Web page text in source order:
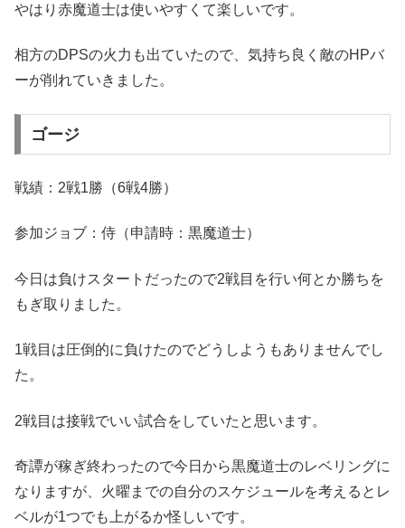
やはり赤魔道士は使いやすくて楽しいです。
相方のDPSの火力も出ていたので、気持ち良く敵のHPバ
ーが削れていきました。
ゴージ
戦績：2戦1勝（6戦4勝）
参加ジョブ：侍（申請時：黒魔道士）
今日は負けスタートだったので2戦目を行い何とか勝ちを
もぎ取りました。
1戦目は圧倒的に負けたのでどうしようもありませんでし
た。
2戦目は接戦でいい試合をしていたと思います。
奇譚が稼ぎ終わったので今日から黒魔道士のレベリングに
なりますが、火曜までの自分のスケジュールを考えるとレ
ベルが1つでも上がるか怪しいです。